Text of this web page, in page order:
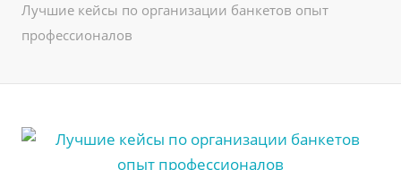
Лучшие кейсы по организации банкетов опыт
профессионалов